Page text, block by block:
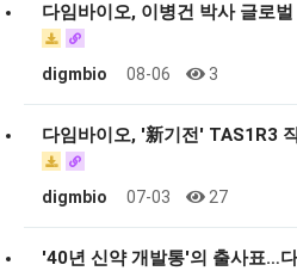
다임바이오, 이병건 박사 글로
digmbio 08-06 3
다임바이오, '新기전' TAS1R3
digmbio 07-03 27
'40년 신약 개발통'의 출사표…